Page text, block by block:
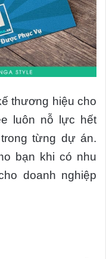
thương hiệu cho
luôn nỗ lực hết
trong từng dự án.
bạn khi có nhu
doanh nghiệp